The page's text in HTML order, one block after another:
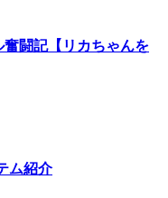
闘記【リカちゃんを
ム紹介